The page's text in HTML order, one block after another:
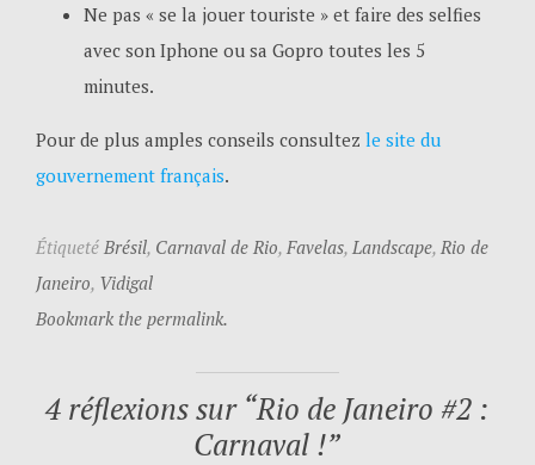
Ne pas « se la jouer touriste » et faire des selfies
avec son Iphone ou sa Gopro toutes les 5
minutes.
Pour de plus amples conseils consultez le site du
gouvernement français.
Étiqueté Brésil, Carnaval de Rio, Favelas, Landscape, Rio de
Janeiro, Vidigal
Bookmark the permalink.
4 réflexions sur “Rio de Janeiro #2 :
Carnaval !”